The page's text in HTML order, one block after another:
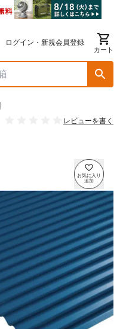
ログイン・新規会員登録
カート
レビューを書く